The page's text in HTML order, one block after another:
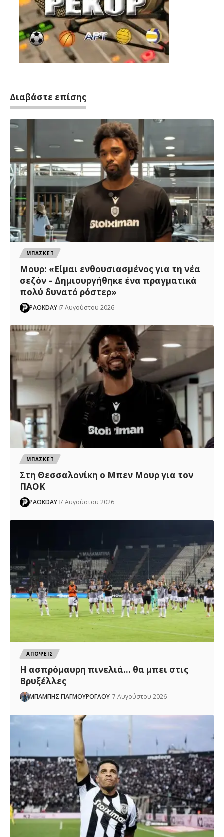
Διαβάστε επίσης
ΜΠΑΣΚΕΤ
Μουρ: «Είμαι ενθουσιασμένος για τη νέα
σεζόν – Δημιουργήθηκε ένα πραγματικά
πολύ δυνατό ρόστερ»
PAOKDAY 7 Αυγούστου 2026
ΜΠΑΣΚΕΤ
Στη Θεσσαλονίκη ο Μπεν Μουρ για τον
ΠΑΟΚ
PAOKDAY 7 Αυγούστου 2026
ΑΠΟΨΕΙΣ
Η ασπρόμαυρη πινελιά… θα μπει στις
Βρυξέλλες
ΜΠΑΜΠΗΣ ΓΙΑΓΜΟΥΡΟΓΛΟΥ 7 Αυγούστου 2026